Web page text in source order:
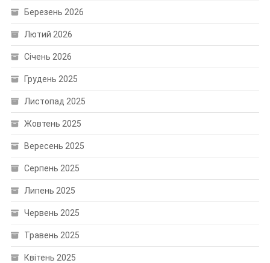
Березень 2026
Лютий 2026
Січень 2026
Грудень 2025
Листопад 2025
Жовтень 2025
Вересень 2025
Серпень 2025
Липень 2025
Червень 2025
Травень 2025
Квітень 2025